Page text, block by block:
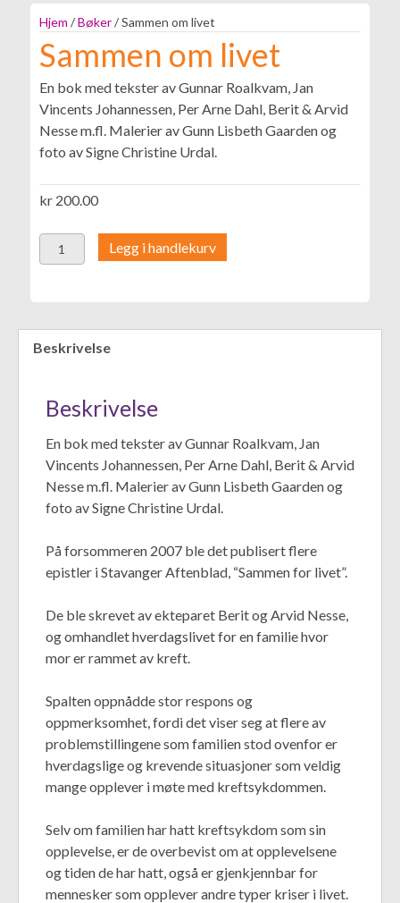
Hjem /Bøker/ Sammen om livet
Sammen om livet
En bok med tekster av Gunnar Roalkvam, Jan
Vincents Johannessen, Per Arne Dahl, Berit & Arvid
Nesse m.fl. Malerier av Gunn Lisbeth Gaarden og
foto av Signe Christine Urdal.
kr 200.00
Sammen
om
Legg i handlekurv
Beskrivelse
Beskrivelse
En bok med tekster av Gunnar Roalkvam, Jan
Vincents Johannessen, Per Arne Dahl, Berit & Arvid
Nesse m.fl. Malerier av Gunn Lisbeth Gaarden og
foto av Signe Christine Urdal.
På forsommeren 2007 ble det publisert flere
epistler i Stavanger Aftenblad, “Sammen for livet”.
De ble skrevet av ekteparet Berit og Arvid Nesse,
og omhandlet hverdagslivet for en familie hvor
mor er rammet av kreft.
Spalten oppnådde stor respons og
oppmerksomhet, fordi det viser seg at flere av
problemstillingene som familien stod ovenfor er
hverdagslige og krevende situasjoner som veldig
mange opplever i møte med kreftsykdommen.
Selv om familien har hatt kreftsykdom som sin
opplevelse, er de overbevist om at opplevelsene
og tiden de har hatt, også er gjenkjennbar for
mennesker som opplever andre typer kriser i livet.